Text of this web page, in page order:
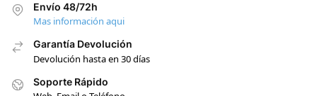
Envío 48/72h
Mas información aqui
Garantía Devolución
Devolución hasta en 30 días
Soporte Rápido